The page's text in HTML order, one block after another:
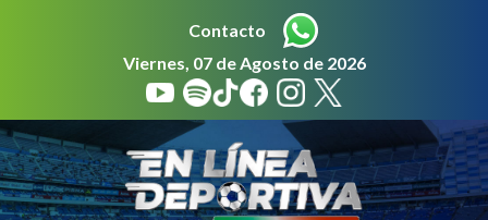
Contacto
Viernes, 07 de Agosto de 2026